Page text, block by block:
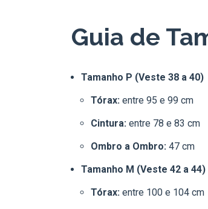
Guia de
Tamanho P (Veste 38 a 40)
Tórax: entre 95 e 99 cm
Cintura: entre 78 e 83 cm
Ombro a Ombro: 47 cm
Tamanho M (Veste 42 a 44)
Tórax: entre 100 e 104 cm